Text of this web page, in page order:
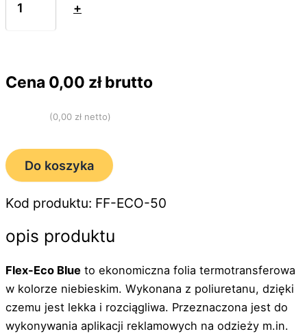
+
Cena 0,00 zł brutto
(0,00 zł netto)
Do koszyka
Kod produktu: FF-ECO-50
opis produktu
Flex-Eco Blue to ekonomiczna folia termotransferowa
w kolorze niebieskim. Wykonana z poliuretanu, dzięki
czemu jest lekka i rozciągliwa. Przeznaczona jest do
wykonywania aplikacji reklamowych na odzieży m.in.